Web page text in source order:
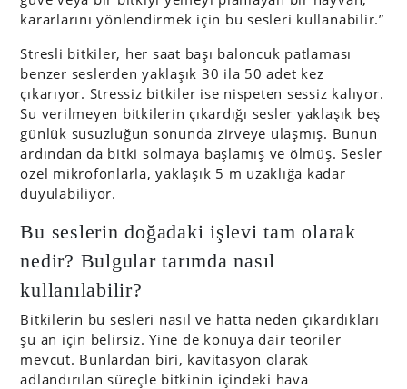
kararlarını yönlendirmek için bu sesleri kullanabilir.”
Stresli bitkiler, her saat başı baloncuk patlaması
benzer seslerden yaklaşık 30 ila 50 adet kez
çıkarıyor. Stressiz bitkiler ise nispeten sessiz kalıyor.
Su verilmeyen bitkilerin çıkardığı sesler yaklaşık beş
günlük susuzluğun sonunda zirveye ulaşmış. Bunun
ardından da bitki solmaya başlamış ve ölmüş. Sesler
özel mikrofonlarla, yaklaşık 5 m uzaklığa kadar
duyulabiliyor.
Bu seslerin doğadaki işlevi tam olarak
nedir? Bulgular tarımda nasıl
kullanılabilir?
Bitkilerin bu sesleri nasıl ve hatta neden çıkardıkları
şu an için belirsiz. Yine de konuya dair teoriler
mevcut. Bunlardan biri, kavitasyon olarak
adlandırılan süreçle bitkinin içindeki hava